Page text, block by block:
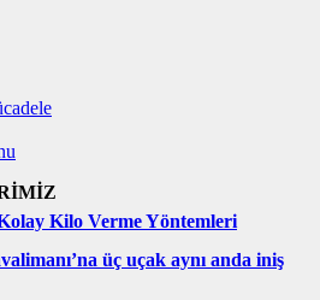
Kilo Verme Yöntemleri
üç uçak aynı anda iniş